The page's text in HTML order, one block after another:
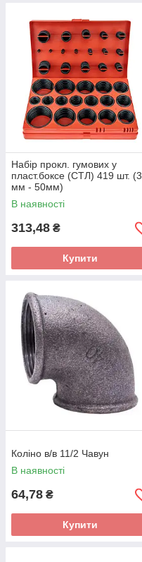
Набір прокл. гумових у
пласт.боксе (СТЛ) 419 шт. (3
мм - 50мм)
В наявності
313,48 ₴
Купити
Коліно в/в 11/2 Чавун
В наявності
64,78 ₴
Купити